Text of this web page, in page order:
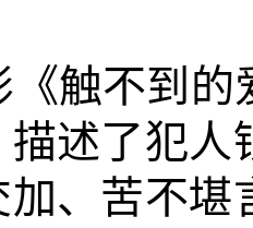
《触不到的
描述了犯人
加、苦不堪